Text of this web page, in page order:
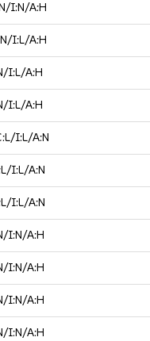
I:N/A:H
I:L/A:H
I:L/A:H
I:L/A:H
I:L/A:N
I:L/A:N
I:L/A:N
I:N/A:H
I:N/A:H
I:N/A:H
I:N/A:H